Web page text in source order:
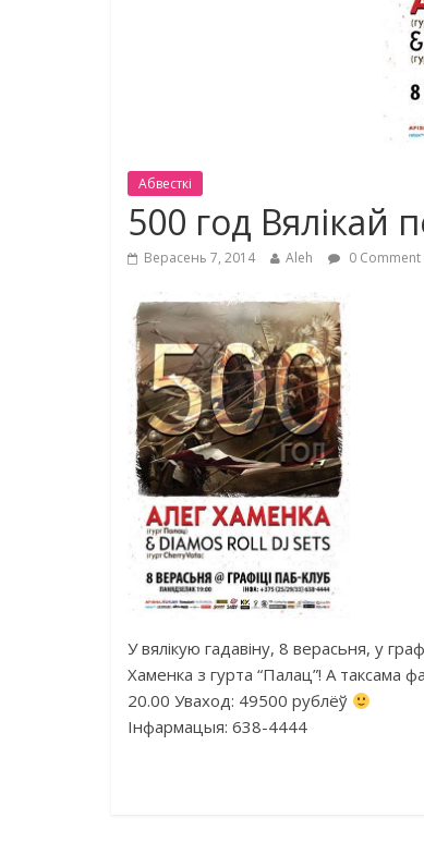
Абвесткі
500 год Вялікай
Верасень 7, 2014 Aleh 0 Comment
У вялікую гадавіну, 8 верасьня, у
Хаменка з гурта “Палац”! А таксама
20.00 Уваход: 49500 рублёў
Інфармацыя: 638-4444